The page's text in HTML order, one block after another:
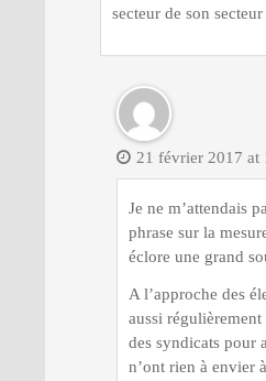
secteur de son
21 février 2017 at
Je ne m’attendais
phrase sur la
éclore une grand
A l’approche des
aussi
des syndicats pour
n’ont rien à envier